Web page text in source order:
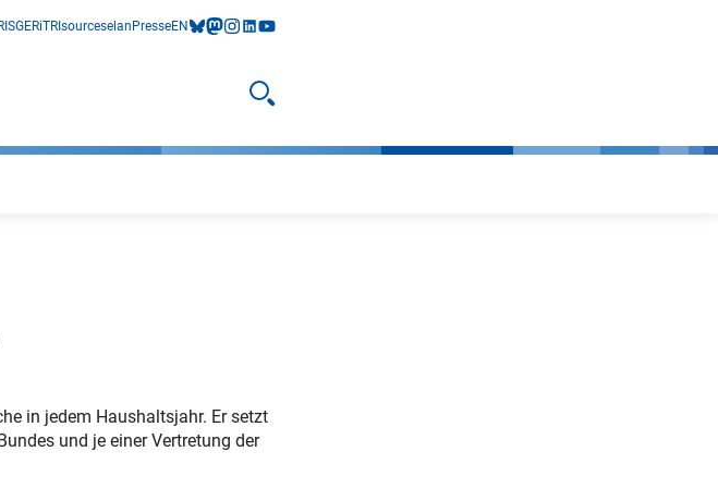
GERiTRIsourceselan PresseEN bluesky
mastodon
instagram
linkedIn
youtube
Suche öffnen
in jedem Haushaltsjahr. Er setzt
und je einer Vertretung der